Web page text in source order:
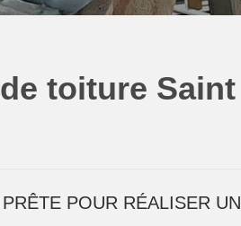
toiture Saint
POUR RÉALISER UN